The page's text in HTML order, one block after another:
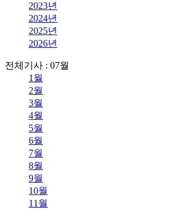
2023년
2024년
2025년
2026년
전체기사 : 07월
1월
2월
3월
4월
5월
6월
7월
8월
9월
10월
11월